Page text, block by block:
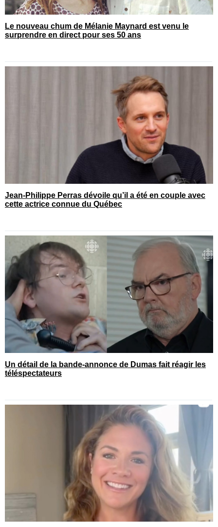
Le nouveau chum de Mélanie Maynard est venu le
surprendre en direct pour ses 50 ans
Jean-Philippe Perras dévoile qu’il a été en couple avec
cette actrice connue du Québec
Un détail de la bande-annonce de Dumas fait réagir les
téléspectateurs